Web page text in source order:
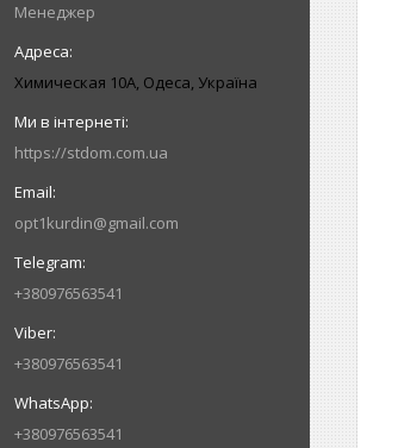
Менеджер
Химическая 10А, Одеса, Україна
https://stdom.com.ua
opt1kurdin@gmail.com
+380976563541
+380976563541
+380976563541